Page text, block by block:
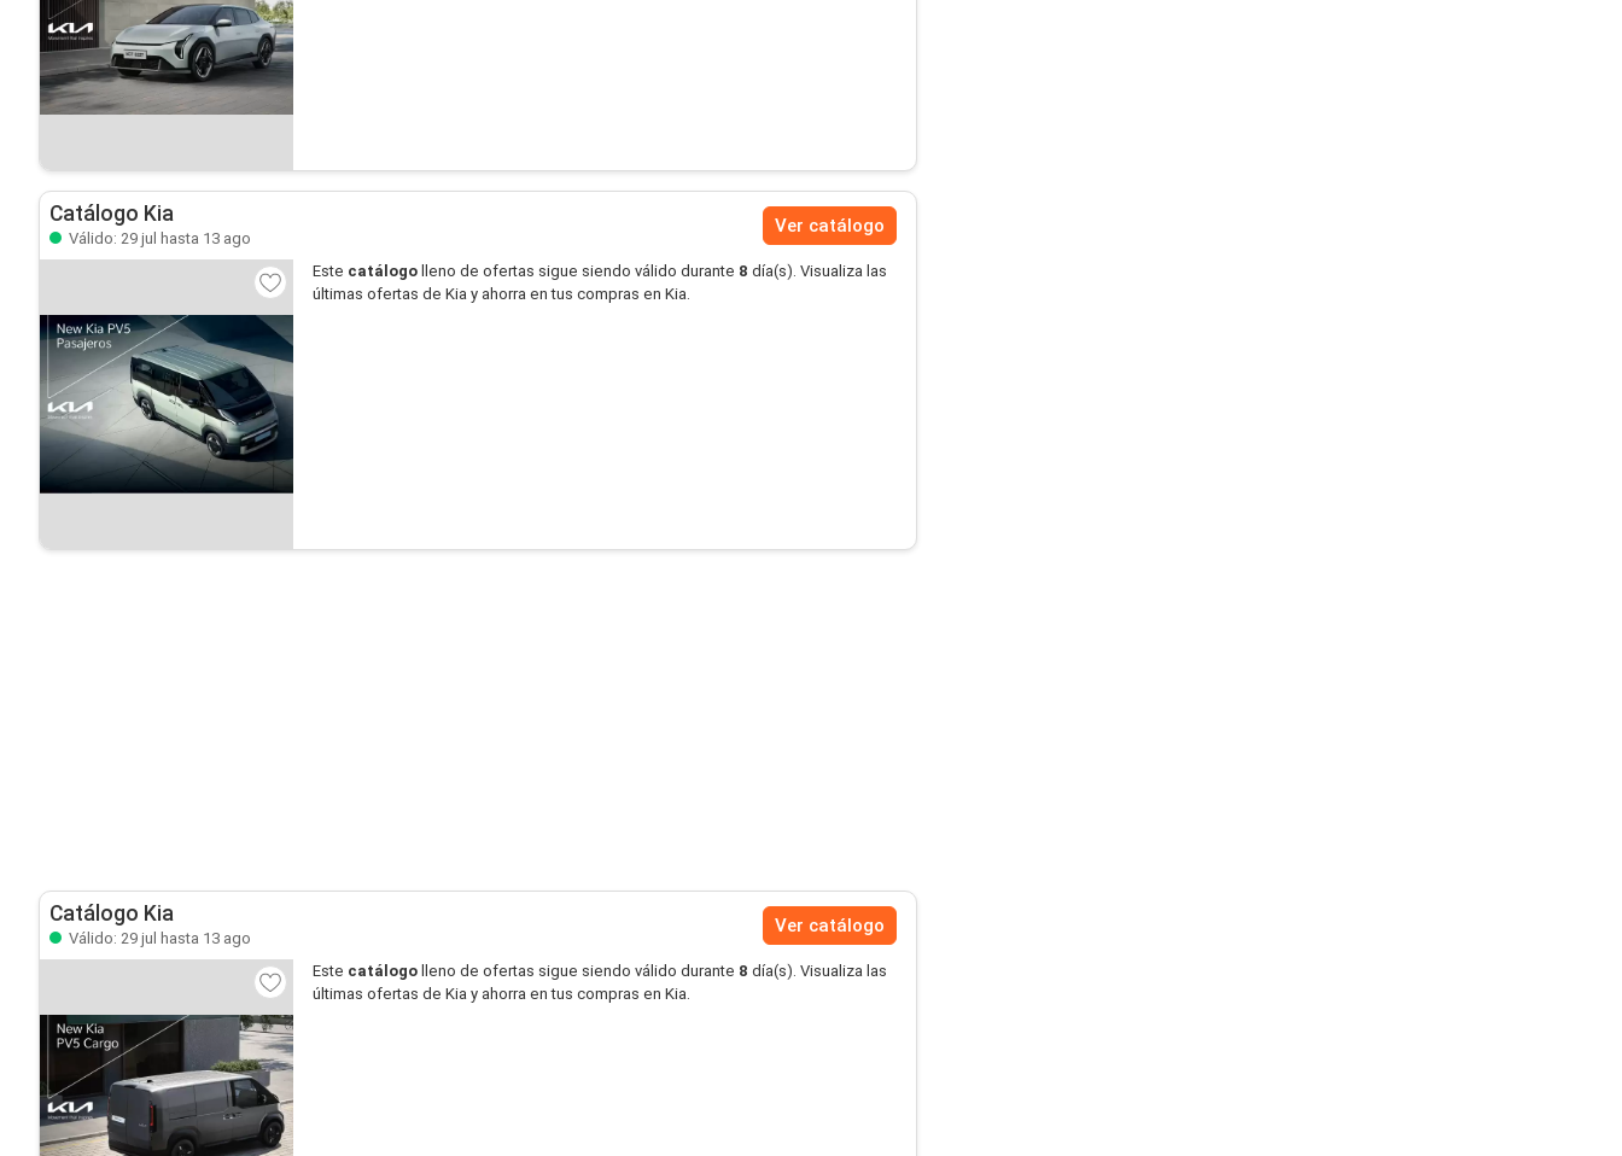
Catálogo Kia
Válido: 29 jul hasta 13 ago
Ver catálogo
Este catálogo lleno de ofertas sigue siendo válido durante 8 día(s). Visualiza las
últimas ofertas de Kia y ahorra en tus compras en Kia.
Catálogo Kia
Válido: 29 jul hasta 13 ago
Ver catálogo
Este catálogo lleno de ofertas sigue siendo válido durante 8 día(s). Visualiza las
últimas ofertas de Kia y ahorra en tus compras en Kia.